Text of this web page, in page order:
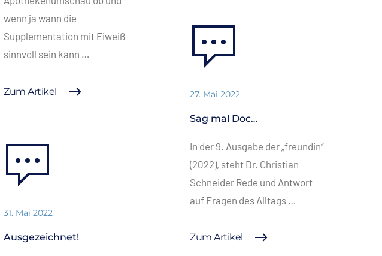
wenn ja wann die
Supplementation mit Eiweiß
sinnvoll sein kann …
Zum Artikel
31. Mai 2022
Ausgezeichnet!
27. Mai 2022
Sag mal Doc…
In der 9. Ausgabe der „freundin“
(2022), steht Dr. Christian
Schneider Rede und Antwort
auf Fragen des Alltags …
Zum Artikel